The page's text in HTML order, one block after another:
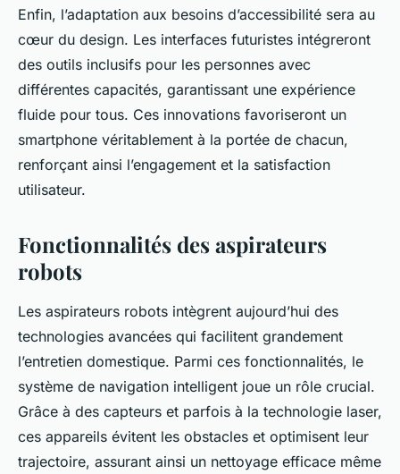
Enfin, l’adaptation aux besoins d’accessibilité sera au
cœur du design. Les interfaces futuristes intégreront
des outils inclusifs pour les personnes avec
différentes capacités, garantissant une expérience
fluide pour tous. Ces innovations favoriseront un
smartphone véritablement à la portée de chacun,
renforçant ainsi l’engagement et la satisfaction
utilisateur.
Fonctionnalités des aspirateurs
robots
Les aspirateurs robots intègrent aujourd’hui des
technologies avancées qui facilitent grandement
l’entretien domestique. Parmi ces fonctionnalités, le
système de navigation intelligent joue un rôle crucial.
Grâce à des capteurs et parfois à la technologie laser,
ces appareils évitent les obstacles et optimisent leur
trajectoire, assurant ainsi un nettoyage efficace même